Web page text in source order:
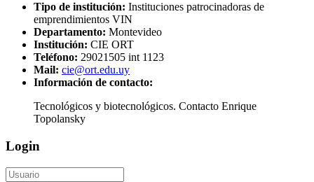
Tipo de institución: Instituciones patrocinadoras de
emprendimientos VIN
Departamento: Montevideo
Institución: CIE ORT
Teléfono: 29021505 int 1123
Mail: cie@ort.edu.uy
Información de contacto:
Tecnológicos y biotecnológicos. Contacto Enrique
Topolansky
Login